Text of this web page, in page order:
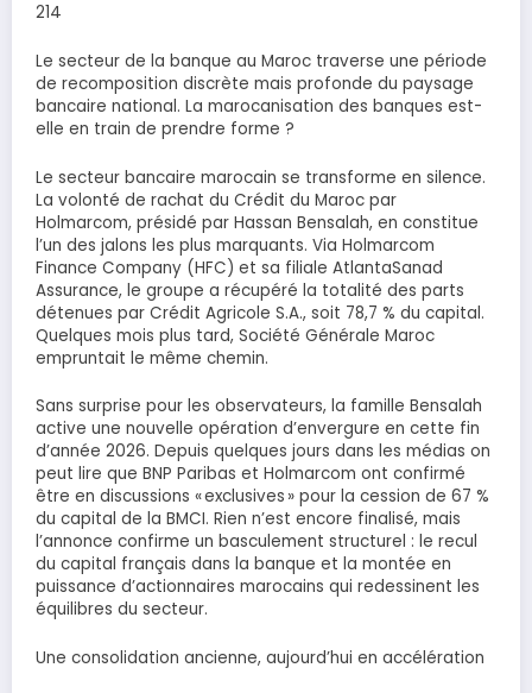
214
Le secteur de la banque au Maroc traverse une période
de recomposition discrète mais profonde du paysage
bancaire national. La marocanisation des banques est-
elle en train de prendre forme ?
Le secteur bancaire marocain se transforme en silence.
La volonté de rachat du Crédit du Maroc par
Holmarcom, présidé par Hassan Bensalah, en constitue
l’un des jalons les plus marquants. Via Holmarcom
Finance Company (HFC) et sa filiale AtlantaSanad
Assurance, le groupe a récupéré la totalité des parts
détenues par Crédit Agricole S.A., soit 78,7 % du capital.
Quelques mois plus tard, Société Générale Maroc
empruntait le même chemin.
Sans surprise pour les observateurs, la famille Bensalah
active une nouvelle opération d’envergure en cette fin
d’année 2026. Depuis quelques jours dans les médias on
peut lire que BNP Paribas et Holmarcom ont confirmé
être en discussions « exclusives » pour la cession de 67 %
du capital de la BMCI. Rien n’est encore finalisé, mais
l’annonce confirme un basculement structurel : le recul
du capital français dans la banque et la montée en
puissance d’actionnaires marocains qui redessinent les
équilibres du secteur.
Une consolidation ancienne, aujourd’hui en accélération